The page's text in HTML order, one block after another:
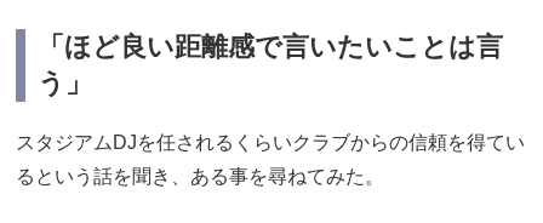
「ほど良い距離感で言いたいことは言
う」
スタジアムDJを任されるくらいクラブからの信頼を得てい
るという話を聞き、ある事を尋ねてみた。